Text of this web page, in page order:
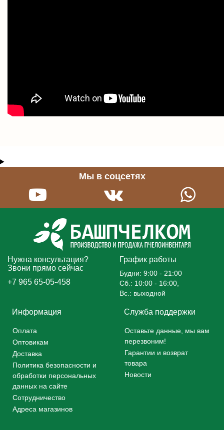
Мы в соцсетях
Нужна консультация?
Звони прямо сейчас
+7 965 65-05-458
График работы
Будни: 9:00 - 21:00
Сб.: 10:00 - 16:00,
Вс.: выходной
Информация
Оплата
Оптовикам
Доставка
Политика безопасности и
обработки персональных
данных на сайте
Сотрудничество
Адреса магазинов
Служба поддержки
Оставьте данные, мы вам
перезвоним!
Гарантии и возврат
товара
Новости